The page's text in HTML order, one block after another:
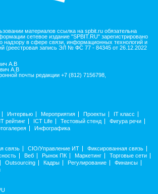
материалов ссылка на spbit.ru обязательна
сетевое издание "SPBIT.RU" зарегистрировано
надзору в сфере связи, информационных технологий и
(реестровая запись ЭЛ № ФС 77 - 84345 от 26.12.2022
А.В
А.В
почты редакции +7 (812) 7156798,
Интервью Мероприятия Проекты
IT класс
IT рейтинг ICT Life Тестовый стенд
Фигура речи
Инфографика
связь CIO/Управление ИТ
Фиксированная связь
Веб Рынок ПК Маркетинг
Торговые сети
Outsourcing Кадры Регулирование
Финансы